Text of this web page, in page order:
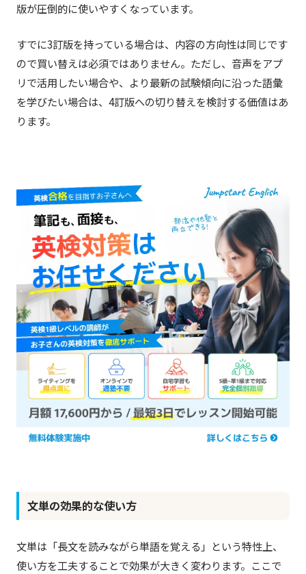
版が圧倒的に使いやすくなっています。
すでに3訂版を持っている場合は、内容の方向性は同じです
ので買い替えは必須ではありません。ただし、音声をアプ
リで活用したい場合や、より最新の試験傾向に沿った語彙
を学びたい場合は、4訂版への切り替えを検討する価値はあ
ります。
文単の効果的な使い方
文単は「長文を読みながら単語を覚える」という特性上、
使い方を工夫することで効果が大きく変わります。ここで